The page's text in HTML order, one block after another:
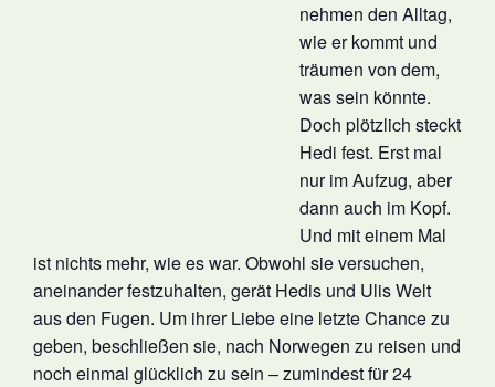
nehmen den Alltag,
wie er kommt und
träumen von dem,
was sein könnte.
Doch plötzlich steckt
Hedi fest. Erst mal
nur im Aufzug, aber
dann auch im Kopf.
Und mit einem Mal
ist nichts mehr, wie es war. Obwohl sie versuchen,
aneinander festzuhalten, gerät Hedis und Ulis Welt
aus den Fugen. Um ihrer Liebe eine letzte Chance zu
geben, beschließen sie, nach Norwegen zu reisen und
noch einmal glücklich zu sein – zumindest für 24